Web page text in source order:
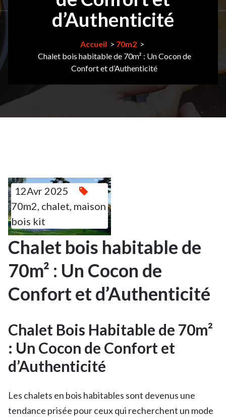
d’Authenticité
Accueil > 70m2 >
Chalet bois habitable de 70m² : Un Cocon de
Confort et d’Authenticité
12
AVR 2025
12Avr 2025
70m2 chalet maison
bois kit
Chalet bois habitable de
70m² : Un Cocon de
Confort et d’Authenticité
Chalet Bois Habitable de 70m²
: Un Cocon de Confort et
d’Authenticité
Les chalets en bois habitables sont devenus une
tendance prisée pour ceux qui recherchent un mode